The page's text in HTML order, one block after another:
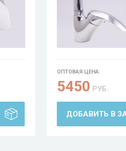
ОПТОВАЯ ЦЕНА:
5450 РУБ.
ДОБАВИТЬ В